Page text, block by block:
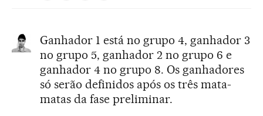
Ganhador 1 está no grupo 4, ganhador 3
no grupo 5, ganhador 2 no grupo 6 e
ganhador 4 no grupo 8. Os ganhadores
só serão definidos após os três mata-
matas da fase preliminar.